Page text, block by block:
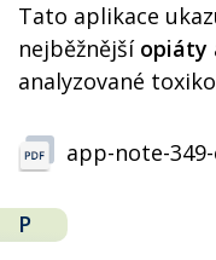
Tato aplikace
nejběžnější opiáty
analyzované
app-note-
P